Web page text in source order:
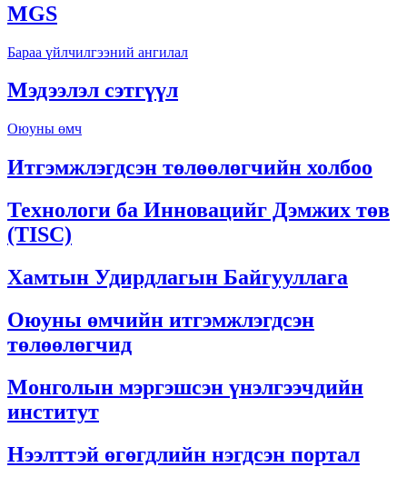
MGS
Бараа үйлчилгээний ангилал
Мэдээлэл сэтгүүл
Оюуны өмч
Итгэмжлэгдсэн төлөөлөгчийн холбоо
Технологи ба Инновацийг Дэмжих төв
(TISC)
Хамтын Удирдлагын Байгууллага
Оюуны өмчийн итгэмжлэгдсэн
төлөөлөгчид
Монголын мэргэшсэн үнэлгээчдийн
институт
Нээлттэй өгөгдлийн нэгдсэн портал